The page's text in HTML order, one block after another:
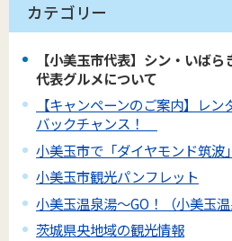
カテゴリー
【小美玉市代表】シン・いば
代表グルメについて
【キャンペーンのご案内】レ
バックチャンス！
小美玉市で「ダイヤモンド筑波
小美玉市観光パンフレット
小美玉温泉湯～GO！（小美玉温
茨城県央地域の観光情報